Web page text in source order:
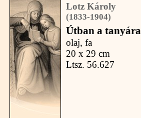
Lotz Károly
(1833-1904)
Útban a tanyára
olaj, fa
20 x 29 cm
Ltsz. 56.627